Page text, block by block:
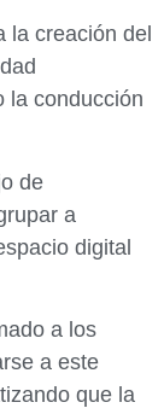
la creación del
la conducción
de
a
digital
a los
a este
que la